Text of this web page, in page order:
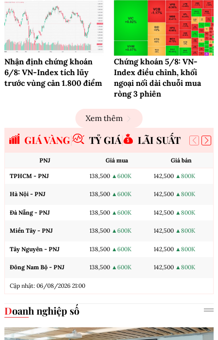
Nhận định chứng khoán
6/8: VN-Index tích lũy
trước vùng cản 1.800 điểm
Chứng khoán 5/8: VN-
Index điều chỉnh, khối
ngoại nối dài chuỗi mua
ròng 3 phiên
Xem thêm
GIÁ VÀNG TỶ GIÁ LÃI SUẤT
PNJ Giá mua Giá bán
TPHCM - PNJ 138,500 ▲600K 142,500 ▲800K
Hà Nội - PNJ 138,500 ▲600K 142,500 ▲800K
Đà Nẵng - PNJ 138,500 ▲600K 142,500 ▲800K
Miền Tây - PNJ 138,500 ▲600K 142,500 ▲800K
Tây Nguyên - PNJ 138,500 ▲600K 142,500 ▲800K
Đông Nam Bộ - PNJ 138,500 ▲600K 142,500 ▲800K
Cập nhật: 06/08/2026 21:00
Doanh nghiệp số